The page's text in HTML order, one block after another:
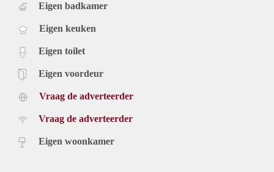
Eigen badkamer
Eigen keuken
Eigen toilet
Eigen voordeur
Vraag de adverteerder
Vraag de adverteerder
Eigen woonkamer